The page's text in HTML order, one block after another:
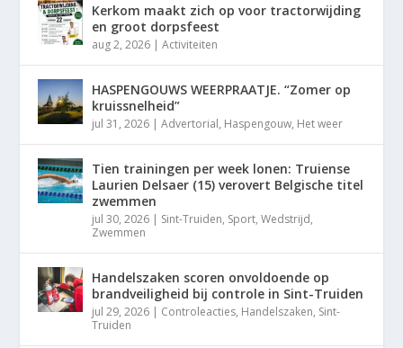
Kerkom maakt zich op voor tractorwijding
en groot dorpsfeest
aug 2, 2026 |Activiteiten
HASPENGOUWS WEERPRAATJE. “Zomer op
kruissnelheid”
jul 31, 2026 |Advertorial, Haspengouw, Het weer
Tien trainingen per week lonen: Truiense
Laurien Delsaer (15) verovert Belgische titel
zwemmen
jul 30, 2026 | Sint-Truiden, Sport,Wedstrijd,
Zwemmen
Handelszaken scoren onvoldoende op
brandveiligheid bij controle in Sint-Truiden
jul 29, 2026 | Controleacties, Handelszaken, Sint-
Truiden